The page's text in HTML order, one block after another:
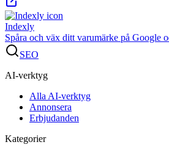
Indexly
Spåra och väx ditt varumärke på Google
SEO
AI-verktyg
Alla AI-verktyg
Annonsera
Erbjudanden
Kategorier